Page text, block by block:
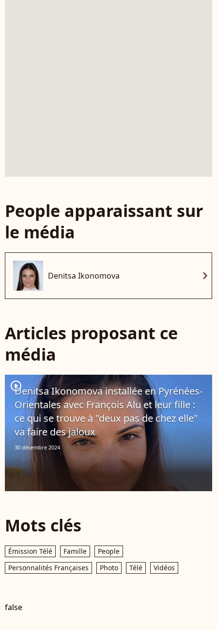
People apparaissant sur
le média
Denitsa Ikonomova chevron_right
Articles proposant ce
média
player2
Denitsa Ikonomova installée en Pyrénées-
Orientales avec François Alu et leur fille :
ce qui se trouve à "deux pas de chez elle"
va faire des jaloux
30 décembre 2024
Mots clés
Émission Télé Famille
People
Personnalités Françaises
Photo Télé Vidéos
false